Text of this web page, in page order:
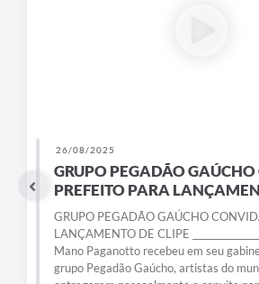
26/08/2025
GRUPO PEGADÃO
PREFEITO PARA
GRUPO PEGADÃO GAÚCHO
LANÇAMENTO DE CLIPE
Mano Paganotto recebeu em seu
grupo Pegadão Gaúcho, artistas do